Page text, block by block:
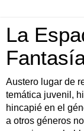
La
Austero lugar de
temática juvenil,
hincapié en el
a otros géneros